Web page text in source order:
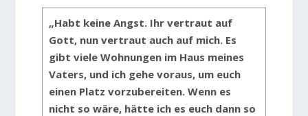
„Habt keine Angst. Ihr vertraut auf
Gott, nun vertraut auch auf mich. Es
gibt viele Wohnungen im Haus meines
Vaters, und ich gehe voraus, um euch
einen Platz vorzubereiten. Wenn es
nicht so wäre, hätte ich es euch dann so